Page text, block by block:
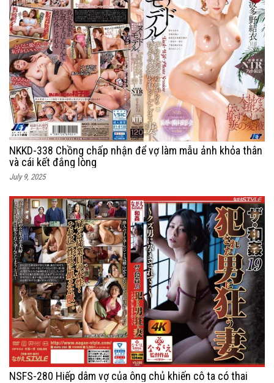
NKKD-338 Chồng chấp nhận để vợ làm mẫu ảnh khỏa thân
và cái kết đắng lòng
July 9, 2025
NSFS-280 Hiếp dâm vợ của ông chủ khiến cô ta có thai